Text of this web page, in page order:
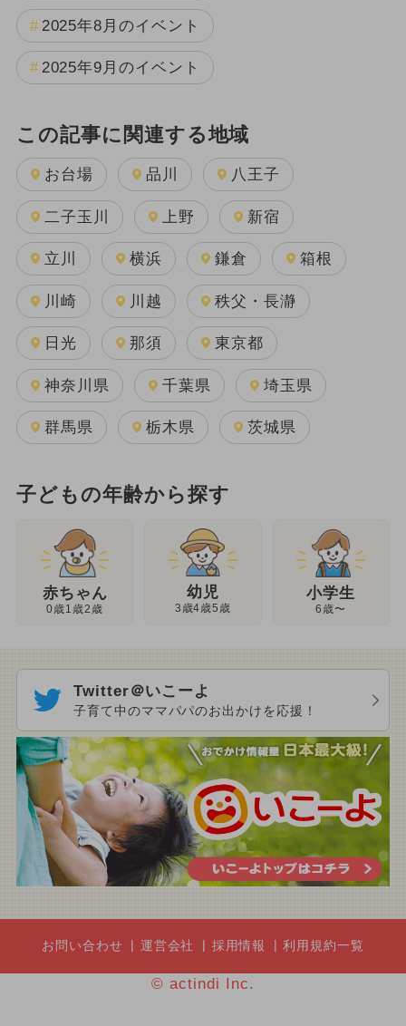
2025年8月のイベント
2025年9月のイベント
この記事に関連する地域
お台場 品川 八王子
二子玉川 上野 新宿
立川 横浜 鎌倉 箱根
川崎 川越 秩父・長瀞
日光 那須 東京都
神奈川県 千葉県 埼玉県
群馬県 栃木県 茨城県
子どもの年齢から探す
赤ちゃん
0歳1歳2歳
幼児
3歳4歳5歳
小学生
6歳〜
Twitter＠いこーよ
子育て中のママパパのお出かけを応援！
お問い合わせ 運営会社 採用情報 利用規約一覧
© actindi Inc.